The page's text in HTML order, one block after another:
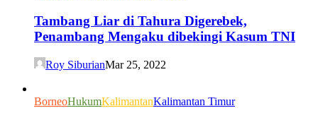
Tambang Liar di Tahura Digerebek,
Penambang Mengaku dibekingi Kasum TNI
Roy SiburianMar 25, 2022
BorneoHukumKalimantanKalimantan Timur